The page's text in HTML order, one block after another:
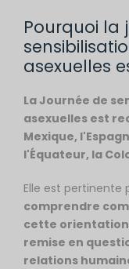
Pourquoi la
asexuelles
La Journée de
asexuelles est
Mexique,
l'Équateur, la
Elle est pertinente
comprendre
cette orientation
remise en
relations